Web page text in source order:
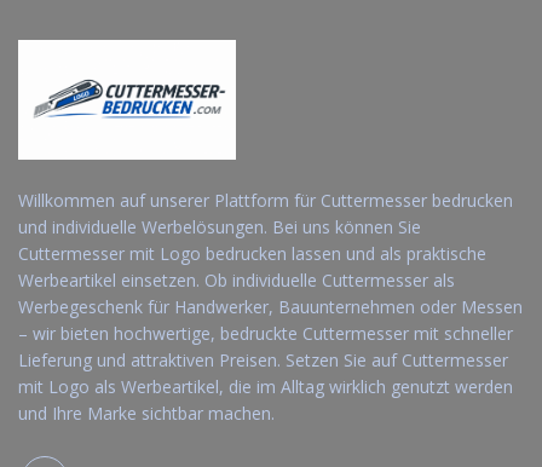
Willkommen auf unserer Plattform für Cuttermesser bedrucken
und individuelle Werbelösungen. Bei uns können Sie
Cuttermesser mit Logo bedrucken lassen und als praktische
Werbeartikel einsetzen. Ob individuelle Cuttermesser als
Werbegeschenk für Handwerker, Bauunternehmen oder Messen
– wir bieten hochwertige, bedruckte Cuttermesser mit schneller
Lieferung und attraktiven Preisen. Setzen Sie auf Cuttermesser
mit Logo als Werbeartikel, die im Alltag wirklich genutzt werden
und Ihre Marke sichtbar machen.